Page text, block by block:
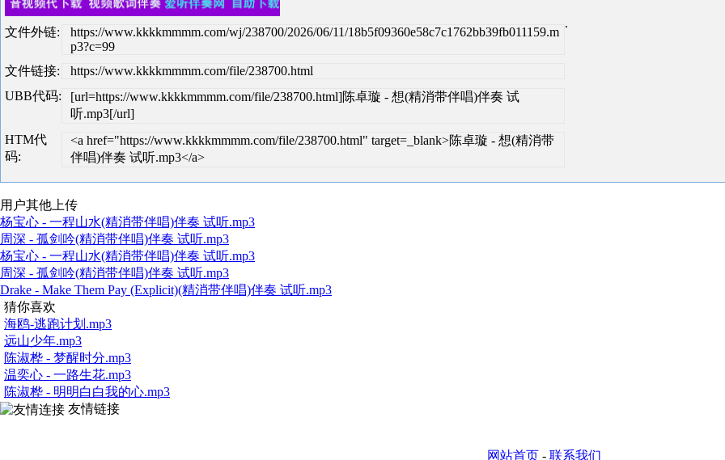
文件外链:
https://www.kkkkmmmm.com/wj/238700/2026/06/11/18b5f09360e58c7c1762bb39fb011159.m
p3?c=99
文件链接:
https://www.kkkkmmmm.com/file/238700.html
UBB代码:
[url=https://www.kkkkmmmm.com/file/238700.html]陈卓璇 - 想(精消带伴唱)伴奏 试
听.mp3[/url]
HTM代
码:
<a href="https://www.kkkkmmmm.com/file/238700.html" target=_blank>陈卓璇 - 想(精消带
伴唱)伴奏 试听.mp3</a>
.
用户其他上传
杨宝心 - 一程山水(精消带伴唱)伴奏 试听.mp3
周深 - 孤剑吟(精消带伴唱)伴奏 试听.mp3
杨宝心 - 一程山水(精消带伴唱)伴奏 试听.mp3
周深 - 孤剑吟(精消带伴唱)伴奏 试听.mp3
Drake - Make Them Pay (Explicit)(精消带伴唱)伴奏 试听.mp3
猜你喜欢
海鸥-逃跑计划.mp3
远山少年.mp3
陈淑桦 - 梦醒时分.mp3
温奕心 - 一路生花.mp3
陈淑桦 - 明明白白我的心.mp3
友情链接
网站首页- 联系我们